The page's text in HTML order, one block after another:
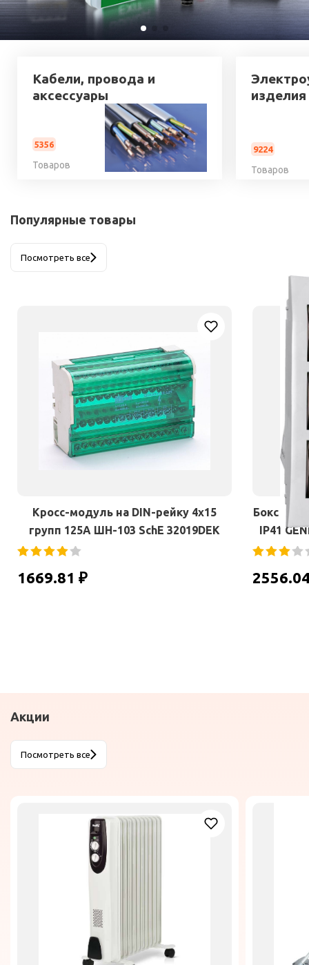
Кабели, провода и
аксессуары
5356
Товаров
изделия
9224
Товаров
Популярные товары
Посмотреть все
Кросс-модуль на DIN-рейку 4х15
групп 125А ШН-103 SchE 32019DEK
1669.81 ₽
Бокс
IP41
Акции
Посмотреть все